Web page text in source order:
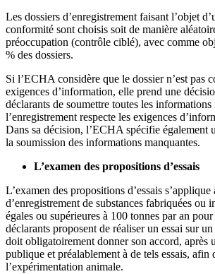
Les dossiers d’enregistrement faisant l’objet
conformité sont choisis soit de manière
préoccupation (contrôle ciblé), avec comme
% des dossiers.
Si l’ECHA considère que le dossier n’est pas
exigences d’information, elle prend une
déclarants de soumettre toutes les informations
l’enregistrement respecte les exigences
Dans sa décision, l’ECHA spécifie également
la soumission des informations manquantes.
L’examen des propositions d’essais
L’examen des propositions d’essais s’applique
d’enregistrement de substances fabriquées ou
égales ou supérieures à 100 tonnes par an
déclarants proposent de réaliser un essai sur
doit obligatoirement donner son accord, après
publique et préalablement à de tels essais, afin
l’expérimentation animale.